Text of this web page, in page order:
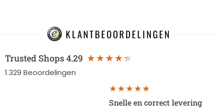
KLANTBEOORDELINGEN
Trusted Shops4.29
1.329 Beoordelingen
Snelle en correct levering